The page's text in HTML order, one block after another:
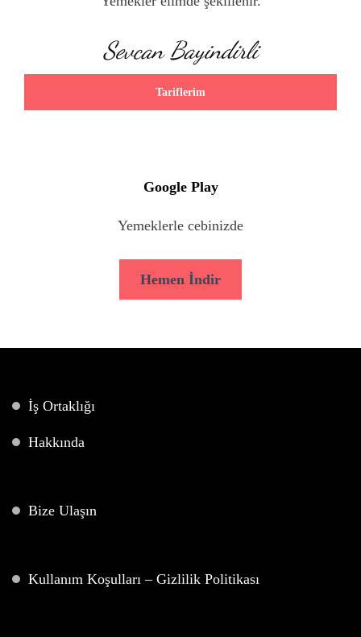
Sevcan Bayindirli
Tariflerim
Google Play
Yemeklerle cebinizde
Hemen İndir
İş Ortaklığı
Hakkında
Bize Ulaşın
Kullanım Koşulları – Gizlilik Politikası